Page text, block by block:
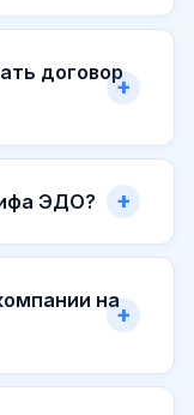
договор
ЭДО?
на